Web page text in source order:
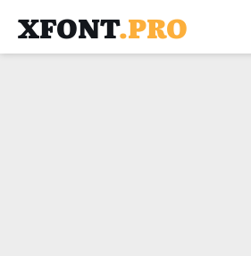
XFONT.PRO